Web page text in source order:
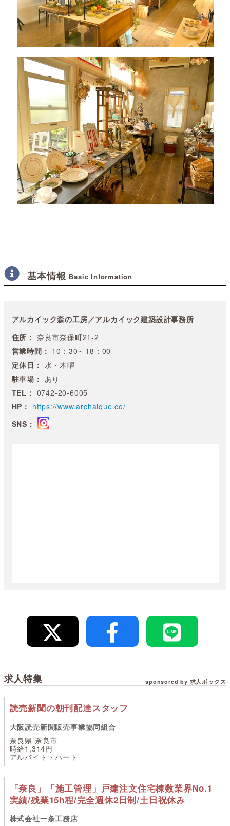
基本情報 Basic Information
アルカイック森の工房／アルカイック建築設計事務所
住所： 奈良市奈保町21-2
営業時間： 10：30～18：00
定休日： 水・木曜
駐車場： あり
TEL： 0742-20-6005
HP： https://www.archaique.co/
SNS：
求人特集 sponsored by 求人ボックス
読売新聞の朝刊配達スタッフ
大阪読売新聞販売事業協同組合
奈良県 奈良市
時給1,314円
アルバイト・パート
「奈良」「施工管理」戸建注文住宅棟数業界No.1
実績/残業15h程/完全週休2日制/土日祝休み
株式会社一条工務店